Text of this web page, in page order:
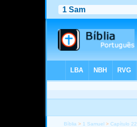
Bíblia > 1 Samuel >Capítulo 22